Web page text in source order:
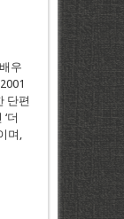
우
단편
더
며,